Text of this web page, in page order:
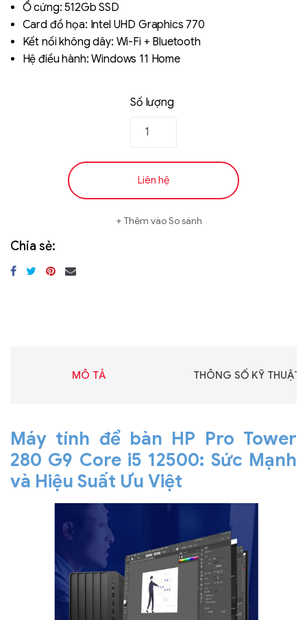
Ổ cứng: 512Gb SSD
Card đồ họa: Intel UHD Graphics 770
Kết nối không dây: Wi-Fi + Bluetooth
Hệ điều hành: Windows 11 Home
Số lượng
Liên hệ
Thêm vào So sánh
Chia sẻ:
MÔ TẢ THÔNG SỐ KỸ THUẬT
Máy tính để bàn HP Pro Tower
280 G9 Core i5 12500: Sức Mạnh
và Hiệu Suất Ưu Việt
Liên hệ
SK hynix - DRAM
- GDDR - GDDR6